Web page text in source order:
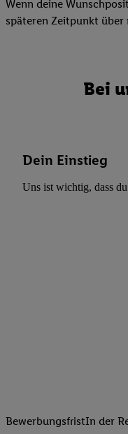
Wenn deine
späteren Zeitpunkt über
Bei
Dein Einstieg
Uns ist wichtig, dass
BewerbungsfristIn der